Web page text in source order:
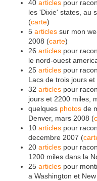
40 articles pour
les 'Dixie' states, au
(carte)
5 articles sur mon
2008 (carte)
26 articles pour
le nord-ouest
25 articles pour
Lacs de trois jours
32 articles pour
jours et 2200 miles,
quelques photos de
Denver, mars 2008 (
10 articles pour
decembre 2007 (
20 articles pour
1200 miles dans la
25 articles pour
a Washington et